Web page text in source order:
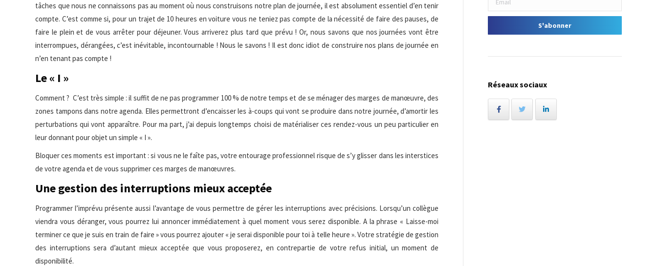
tâches que nous ne connaissons pas au moment où nous construisons notre plan de journée, il est absolument essentiel d’en tenir
compte. C’est comme si, pour un trajet de 10 heures en voiture vous ne teniez pas compte de la nécessité de faire des pauses, de
faire le plein et de vous arrêter pour déjeuner. Vous arriverez plus tard que prévu ! Or, nous savons que nos journées vont être
interrompues, dérangées, c’est inévitable, incontournable ! Nous le savons ! Il est donc idiot de construire nos plans de journée en
n’en tenant pas compte !
Le « I »
Comment ? C’est très simple : il suffit de ne pas programmer 100 % de notre temps et de se ménager des marges de manœuvre, des
zones tampons dans notre agenda. Elles permettront d’encaisser les à-coups qui vont se produire dans notre journée, d’amortir les
perturbations qui vont apparaître. Pour ma part, j’ai depuis longtemps choisi de matérialiser ces rendez-vous un peu particulier en
leur donnant pour objet un simple « I ».
Bloquer ces moments est important : si vous ne le faîte pas, votre entourage professionnel risque de s’y glisser dans les interstices
de votre agenda et de vous supprimer ces marges de manœuvres.
Une gestion des interruptions mieux acceptée
Programmer l’imprévu présente aussi l’avantage de vous permettre de gérer les interruptions avec précisions. Lorsqu’un collègue
viendra vous déranger, vous pourrez lui annoncer immédiatement à quel moment vous serez disponible. A la phrase « Laisse-moi
terminer ce que je suis en train de faire » vous pourrez ajouter « je serai disponible pour toi à telle heure ». Votre stratégie de gestion
des interruptions sera d’autant mieux acceptée que vous proposerez, en contrepartie de votre refus initial, un moment de
disponibilité.
Réseaux sociaux